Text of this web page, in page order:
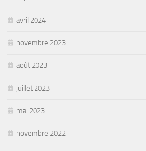
avril 2024
novembre 2023
août 2023
juillet 2023
mai 2023
novembre 2022